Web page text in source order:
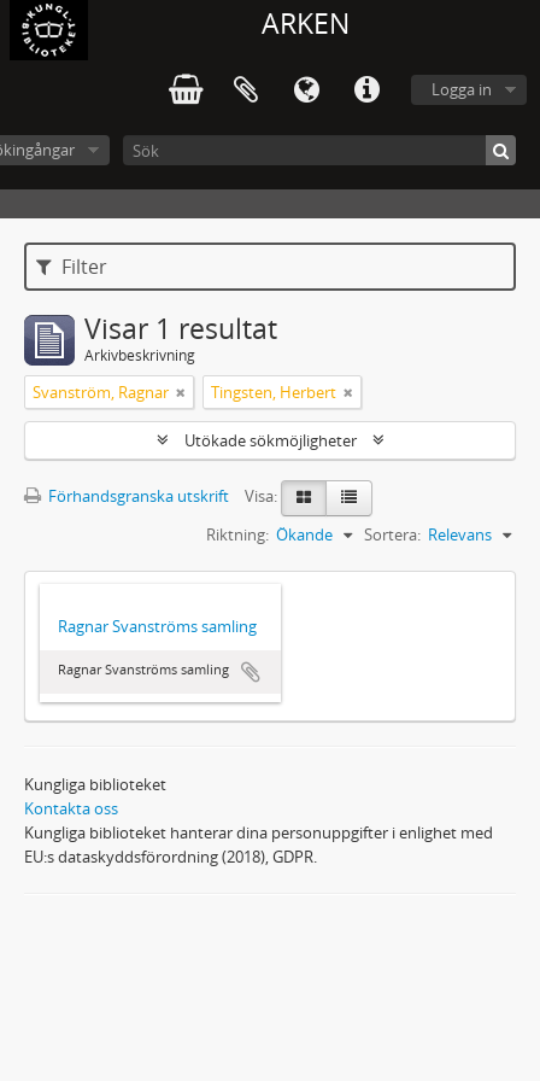
ARKEN
Logga in
Filter
Visar 1 resultat
Arkivbeskrivning
Svanström, Ragnar Tingsten, Herbert
Utökade sökmöjligheter
Förhandsgranska utskrift
Visa:
Sortera: Relevans
Riktning: Ökande
Ragnar Svanströms samling
Ragnar Svanströms samling
Kungliga biblioteket
Kontakta oss
Kungliga biblioteket hanterar dina personuppgifter i enlighet med
EU:s dataskyddsförordning (2018), GDPR.